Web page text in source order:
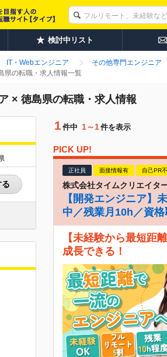
検討中リスト
IT・Webエンジニア その他専門エンジニア
県の転職・求人情報一覧
× 徳島県の転職・求人情報
1 件中 1～1件を表示
PICK UP!
正社員 面接情報有 自己PR
株式会社タイムクリエイタ
【開発エンジニア
中／残業月10h／資
【未経験から最短距
成長できる！